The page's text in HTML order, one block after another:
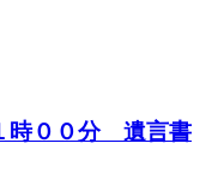
時００分 遺言書